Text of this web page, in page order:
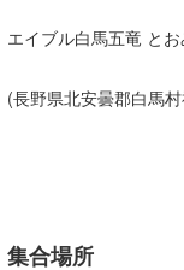
エイブル白馬五竜 と
(長野県北安曇郡白馬
集合場所
三輪予報士
小川予報士